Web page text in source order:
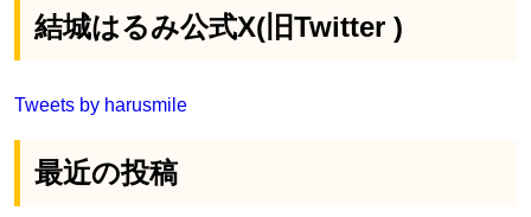
結城はるみ公式X(旧Twitter )
Tweets by harusmile
最近の投稿